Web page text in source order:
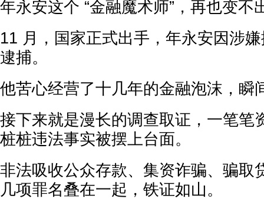
年永安这个 “金融魔术师”，再也变不
11 月，国家正式出手，年永安因涉
逮捕。
他苦心经营了十几年的金融泡沫，瞬
接下来就是漫长的调查取证，一笔笔
桩桩违法事实被摆上台面。
非法吸收公众存款、集资诈骗、骗取
几项罪名叠在一起，铁证如山。